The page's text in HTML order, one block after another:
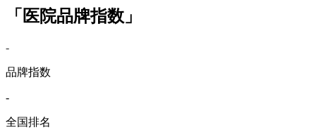
「医院品牌指数」
-
品牌指数
-
全国排名